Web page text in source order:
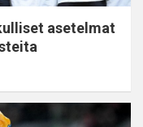
asetelmat